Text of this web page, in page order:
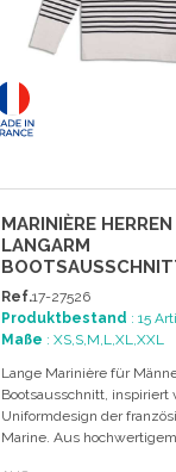
MARINIÈRE HERREN
LANGARM
Ref.17-27526
Produktbestand : 15
Maße : XS,S,M,L,XL,XXL
Lange Marinière für
Bootsausschnitt, inspiriert
Uniformdesign der
Marine. Aus